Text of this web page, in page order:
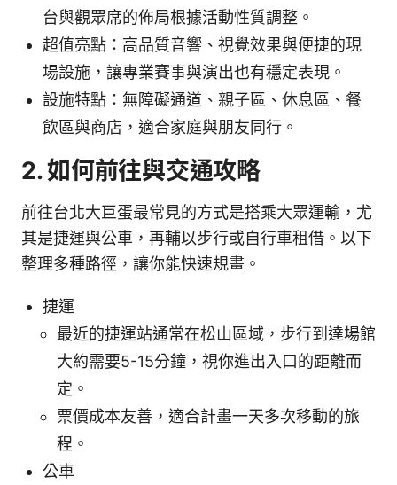
台與觀眾席的佈局根據活動性質調整。
超值亮點：高品質音響、視覺效果與便捷的現
場設施，讓專業賽事與演出也有穩定表現。
設施特點：無障礙通道、親子區、休息區、餐
飲區與商店，適合家庭與朋友同行。
2. 如何前往與交通攻略
前往台北大巨蛋最常見的方式是搭乘大眾運輸，尤
其是捷運與公車，再輔以步行或自行車租借。以下
整理多種路徑，讓你能快速規畫。
捷運
最近的捷運站通常在松山區域，步行到達場館
大約需要5-15分鐘，視你進出入口的距離而
定。
票價成本友善，適合計畫一天多次移動的旅
程。
公車